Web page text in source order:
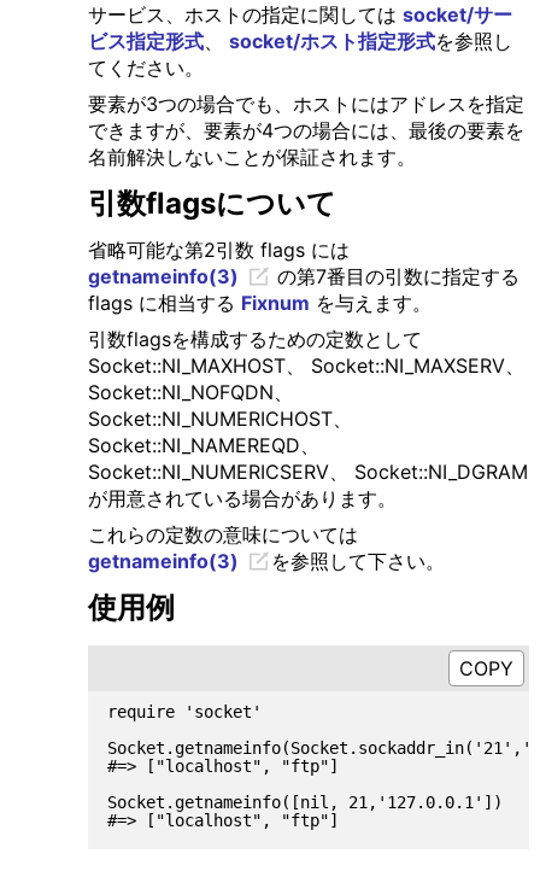
サービス、ホストの指定に関しては socket/サー
ビス指定形式、 socket/ホスト指定形式を参照し
てください。
要素が3つの場合でも、ホストにはアドレスを指定
できますが、要素が4つの場合には、最後の要素を
名前解決しないことが保証されます。
引数flagsについて
省略可能な第2引数 flags には
getnameinfo(3)
の第7番目の引数に指定する
flags に相当する Fixnum を与えます。
引数flagsを構成するための定数として
Socket::NI_MAXHOST、 Socket::NI_MAXSERV、
Socket::NI_NOFQDN、
Socket::NI_NUMERICHOST、
Socket::NI_NAMEREQD、
Socket::NI_NUMERICSERV、 Socket::NI_DGRAM
が用意されている場合があります。
これらの定数の意味については
getnameinfo(3)
を参照して下さい。
使用例
require 'socket'
#=> ["localhost", "ftp"]
Socket.getnameinfo([nil, 21,'127.0.0.1'])